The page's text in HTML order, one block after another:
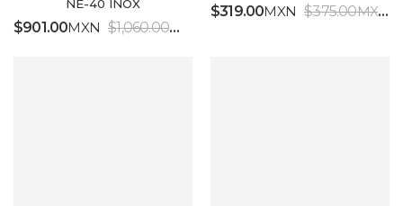
NE-40 INOX
$901.00MXN $1,060.00MXN
$319.00MXN $375.00MXN